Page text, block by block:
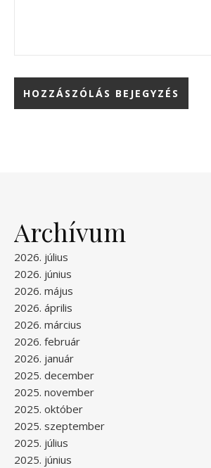
Archívum
2026. július
2026. június
2026. május
2026. április
2026. március
2026. február
2026. január
2025. december
2025. november
2025. október
2025. szeptember
2025. július
2025. június